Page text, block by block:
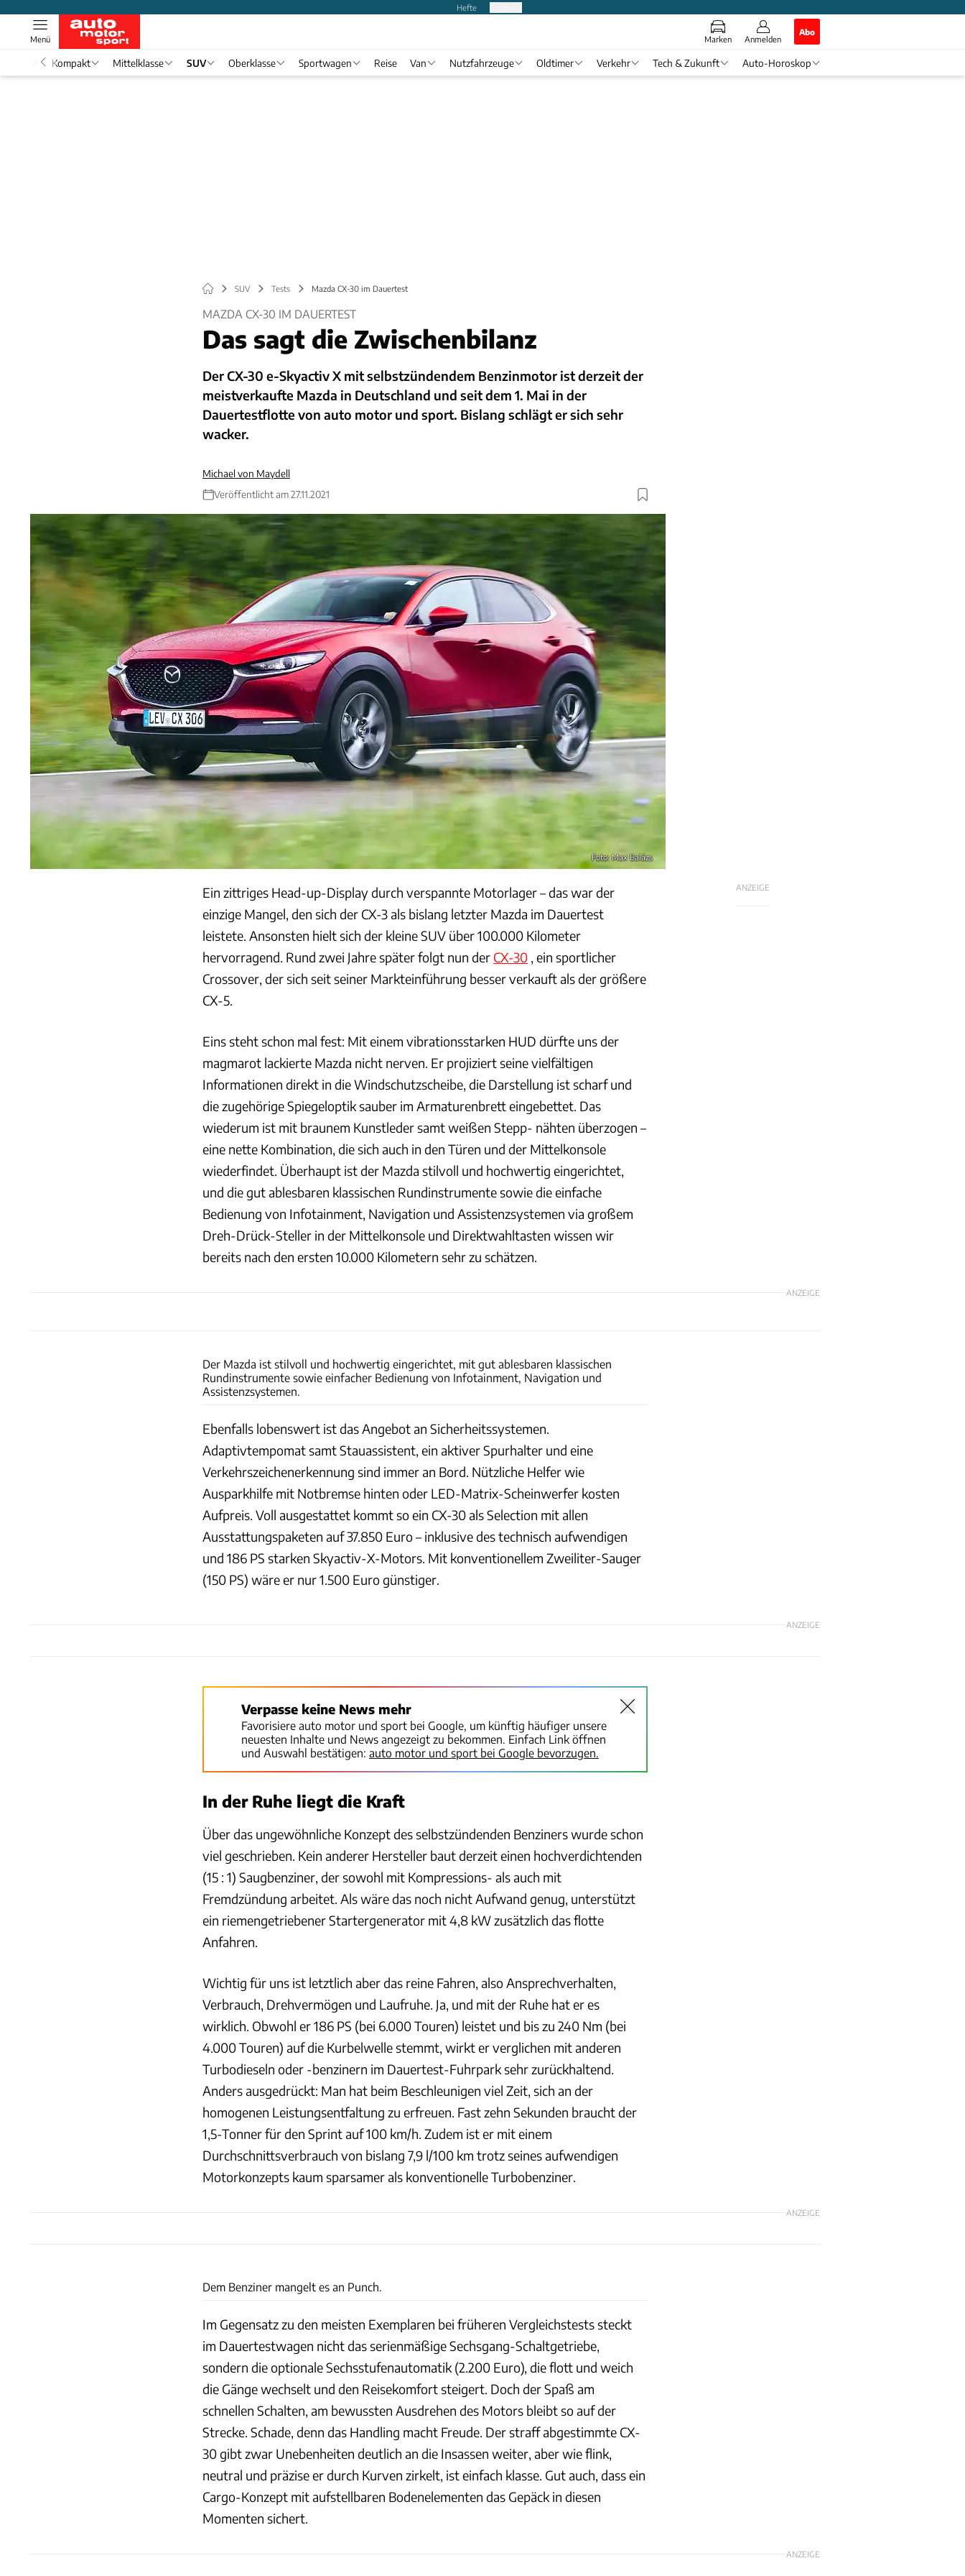
Hefte
Marken Anmelden
Abo
Menü
Kompakt Mittelklasse SUV Oberklasse Sportwagen Reise Van Nutzfahrzeuge Oldtimer Verkehr Tech & Zukunft Auto-Horoskop
SUV Tests Mazda CX-30 im Dauertest
MAZDA CX-30 IM DAUERTEST
Das sagt die Zwischenbilanz
Der CX-30 e-Skyactiv X mit selbstzündendem Benzinmotor ist derzeit der
meistverkaufte Mazda in Deutschland und seit dem 1. Mai in der
Dauertestflotte von auto motor und sport. Bislang schlägt er sich sehr
wacker.
Michael von Maydell
Veröffentlicht am 27.11.2021
Foto: Max Balázs
ANZEIGE
Ein zittriges Head-up-Display durch verspannte Motorlager – das war der
einzige Mangel, den sich der CX-3 als bislang letzter Mazda im Dauertest
leistete. Ansonsten hielt sich der kleine SUV über 100.000 Kilometer
hervorragend. Rund zwei Jahre später folgt nun der CX-30 , ein sportlicher
Crossover, der sich seit seiner Markteinführung besser verkauft als der größere
CX-5.
Eins steht schon mal fest: Mit einem vibrationsstarken HUD dürfte uns der
magmarot lackierte Mazda nicht nerven. Er projiziert seine vielfältigen
Informationen direkt in die Windschutzscheibe, die Darstellung ist scharf und
die zugehörige Spiegeloptik sauber im Armaturenbrett eingebettet. Das
wiederum ist mit braunem Kunstleder samt weißen Stepp- nähten überzogen –
eine nette Kombination, die sich auch in den Türen und der Mittelkonsole
wiederfindet. Überhaupt ist der Mazda stilvoll und hochwertig eingerichtet,
und die gut ablesbaren klassischen Rundinstrumente sowie die einfache
Bedienung von Infotainment, Navigation und Assistenzsystemen via großem
Dreh-Drück-Steller in der Mittelkonsole und Direktwahltasten wissen wir
bereits nach den ersten 10.000 Kilometern sehr zu schätzen.
ANZEIGE
Der Mazda ist stilvoll und hochwertig eingerichtet, mit gut ablesbaren klassischen
Rundinstrumente sowie einfacher Bedienung von Infotainment, Navigation und
Assistenzsystemen.
Ebenfalls lobenswert ist das Angebot an Sicherheitssystemen.
Adaptivtempomat samt Stauassistent, ein aktiver Spurhalter und eine
Verkehrszeichenerkennung sind immer an Bord. Nützliche Helfer wie
Ausparkhilfe mit Notbremse hinten oder LED-Matrix-Scheinwerfer kosten
Aufpreis. Voll ausgestattet kommt so ein CX-30 als Selection mit allen
Ausstattungspaketen auf 37.850 Euro – inklusive des technisch aufwendigen
und 186 PS starken Skyactiv-X-Motors. Mit konventionellem Zweiliter-Sauger
(150 PS) wäre er nur 1.500 Euro günstiger.
ANZEIGE
Verpasse keine News mehr
Favorisiere auto motor und sport bei Google, um künftig häufiger unsere
neuesten Inhalte und News angezeigt zu bekommen. Einfach Link öffnen
und Auswahl bestätigen: auto motor und sport bei Google bevorzugen.
In der Ruhe liegt die Kraft
Über das ungewöhnliche Konzept des selbstzündenden Benziners wurde schon
viel geschrieben. Kein anderer Hersteller baut derzeit einen hochverdichtenden
(15 : 1) Saugbenziner, der sowohl mit Kompressions- als auch mit
Fremdzündung arbeitet. Als wäre das noch nicht Aufwand genug, unterstützt
ein riemengetriebener Startergenerator mit 4,8 kW zusätzlich das flotte
Anfahren.
Wichtig für uns ist letztlich aber das reine Fahren, also Ansprechverhalten,
Verbrauch, Drehvermögen und Laufruhe. Ja, und mit der Ruhe hat er es
wirklich. Obwohl er 186 PS (bei 6.000 Touren) leistet und bis zu 240 Nm (bei
4.000 Touren) auf die Kurbelwelle stemmt, wirkt er verglichen mit anderen
Turbodieseln oder -benzinern im Dauertest-Fuhrpark sehr zurückhaltend.
Anders ausgedrückt: Man hat beim Beschleunigen viel Zeit, sich an der
homogenen Leistungsentfaltung zu erfreuen. Fast zehn Sekunden braucht der
1,5-Tonner für den Sprint auf 100 km/h. Zudem ist er mit einem
Durchschnittsverbrauch von bislang 7,9 l/100 km trotz seines aufwendigen
Motorkonzepts kaum sparsamer als konventionelle Turbobenziner.
ANZEIGE
Dem Benziner mangelt es an Punch.
Im Gegensatz zu den meisten Exemplaren bei früheren Vergleichstests steckt
im Dauertestwagen nicht das serienmäßige Sechsgang-Schaltgetriebe,
sondern die optionale Sechsstufenautomatik (2.200 Euro), die flott und weich
die Gänge wechselt und den Reisekomfort steigert. Doch der Spaß am
schnellen Schalten, am bewussten Ausdrehen des Motors bleibt so auf der
Strecke. Schade, denn das Handling macht Freude. Der straff abgestimmte CX-
30 gibt zwar Unebenheiten deutlich an die Insassen weiter, aber wie flink,
neutral und präzise er durch Kurven zirkelt, ist einfach klasse. Gut auch, dass ein
Cargo-Konzept mit aufstellbaren Bodenelementen das Gepäck in diesen
Momenten sichert.
ANZEIGE